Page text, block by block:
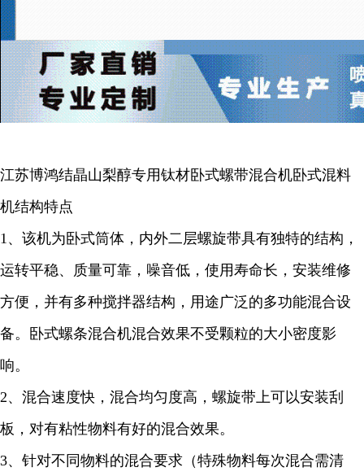
江苏博鸿结晶山梨醇专用钛材卧式螺带混合机卧式混料
机结构特点
1、该机为卧式筒体，内外二层螺旋带具有独特的结构，
运转平稳、质量可靠，噪音低，使用寿命长，安装维修
方便，并有多种搅拌器结构，用途广泛的多功能混合设
备。卧式螺条混合机混合效果不受颗粒的大小密度影
响。
2、混合速度快，混合均匀度高，螺旋带上可以安装刮
板，对有粘性物料有好的混合效果。
3、针对不同物料的混合要求（特殊物料每次混合需清